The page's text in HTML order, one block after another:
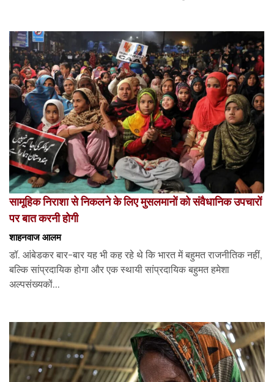
सामूहिक निराशा से निकलने के लिए मुसलमानों को संवैधानिक उपचारों
पर बात करनी होगी
शाहनवाज आलम
डॉ. आंबेडकर बार-बार यह भी कह रहे थे कि भारत में बहुमत राजनीतिक नहीं,
बल्कि सांप्रदायिक होगा और एक स्थायी सांप्रदायिक बहुमत हमेशा
अल्पसंख्यकों...